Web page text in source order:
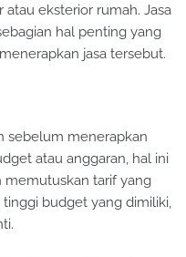
eksterior rumah. Jasa
hal penting yang
jasa tersebut.
sebelum menerapkan
atau anggaran, hal ini
memutuskan tarif yang
budget yang dimiliki,